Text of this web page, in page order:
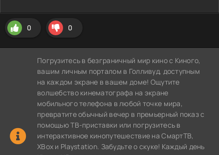
0 0
Погрузитесь в безграничный мир кино с Киного,
вашим личным порталом в Голливуд, доступным
на каждом экране в вашем доме! Ощутите
волшебство кинематографа на экране
мобильного телефона в любой точке мира,
превратите обычный вечер в премьерный показ с
помощью ТВ-приставки или погрузитесь в
интерактивное кинопутешествие на СмартТВ,
XBox и Playstation. Забудьте о скуке! Каждый день